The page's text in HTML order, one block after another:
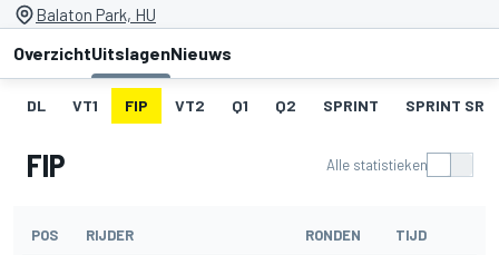
Balaton Park, HU
OverzichtUitslagenNieuws
DL VT1 FIP VT2 Q1 Q2 SPRINT SPRINT SR
FIP Alle statistieken
POS RIJDER RONDEN TIJD